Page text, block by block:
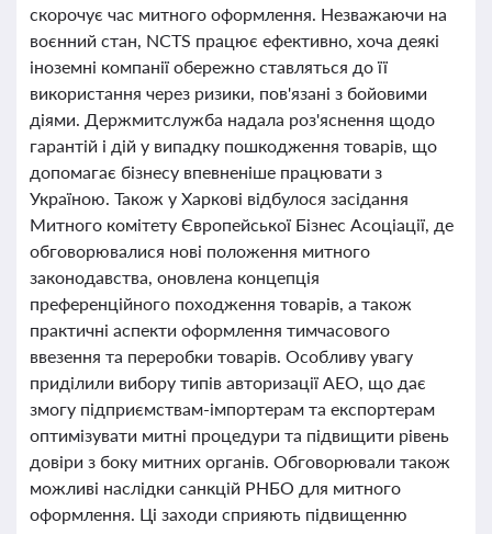
скорочує час митного оформлення. Незважаючи на
воєнний стан, NCTS працює ефективно, хоча деякі
іноземні компанії обережно ставляться до її
використання через ризики, пов'язані з бойовими
діями. Держмитслужба надала роз'яснення щодо
гарантій і дій у випадку пошкодження товарів, що
допомагає бізнесу впевненіше працювати з
Україною. Також у Харкові відбулося засідання
Митного комітету Європейської Бізнес Асоціації, де
обговорювалися нові положення митного
законодавства, оновлена концепція
преференційного походження товарів, а також
практичні аспекти оформлення тимчасового
ввезення та переробки товарів. Особливу увагу
приділили вибору типів авторизації АЕО, що дає
змогу підприємствам-імпортерам та експортерам
оптимізувати митні процедури та підвищити рівень
довіри з боку митних органів. Обговорювали також
можливі наслідки санкцій РНБО для митного
оформлення. Ці заходи сприяють підвищенню